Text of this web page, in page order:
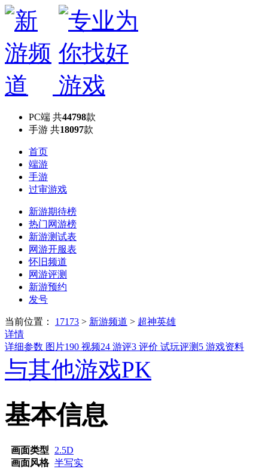
PC端 共44798款
手游 共18097款
首页
端游
手游
过审游戏
新游期待榜
热门网游榜
新游测试表
网游开服表
怀旧频道
网游评测
新游预约
发号
当前位置： 17173 > 新游频道 > 超神英雄
详情
详细参数 图片190 视频24 游评3 评价 试玩评测 5 游戏资料
与其他游戏PK
基本信息
画面类型
2.5D
画面风格 半写实